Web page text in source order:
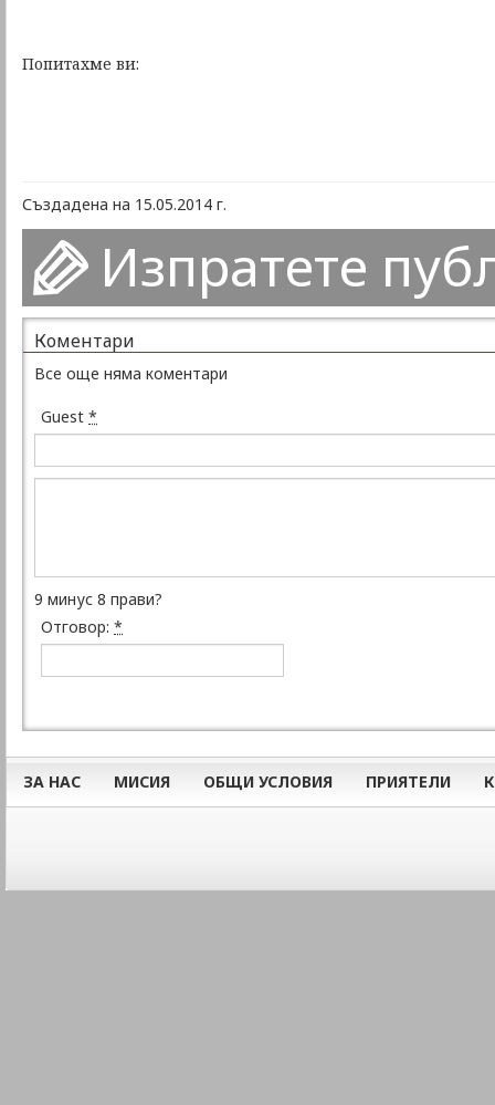
Попитахме ви:
Създадена на 15.05.2014 г.
Изпратете
Коментари
Все още няма коментари
Guest *
9 минус 8 прави?
Отговор: *
ЗА НАС МИСИЯ ОБЩИ УСЛОВИЯ ПРИЯТЕЛИ